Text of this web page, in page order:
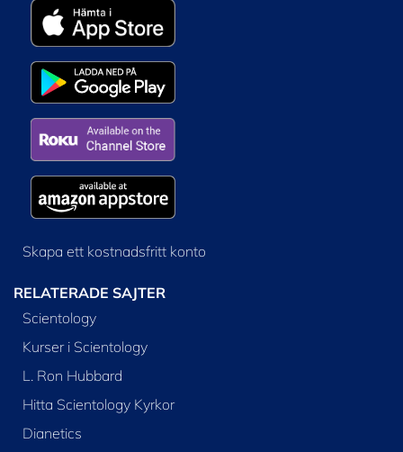
Skapa ett kostnadsfritt konto
RELATERADE SAJTER
Scientology
Kurser i Scientology
L. Ron Hubbard
Hitta Scientology Kyrkor
Dianetics